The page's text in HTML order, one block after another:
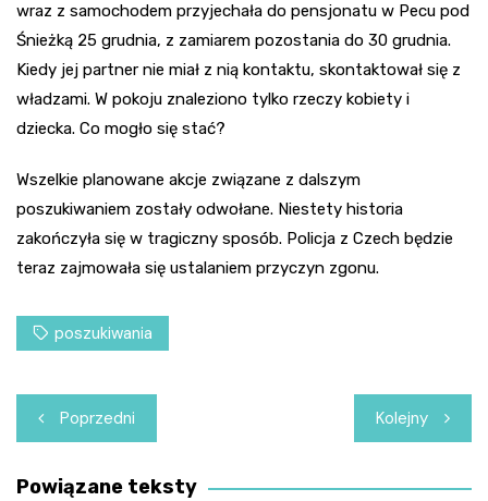
wraz z samochodem przyjechała do pensjonatu w Pecu pod
Śnieżką 25 grudnia, z zamiarem pozostania do 30 grudnia.
Kiedy jej partner nie miał z nią kontaktu, skontaktował się z
władzami. W pokoju znaleziono tylko rzeczy kobiety i
dziecka. Co mogło się stać?
Wszelkie planowane akcje związane z dalszym
poszukiwaniem zostały odwołane. Niestety historia
zakończyła się w tragiczny sposób. Policja z Czech będzie
teraz zajmowała się ustalaniem przyczyn zgonu.
poszukiwania
Nawigacja
wpisu
Poprzedni Kolejny
Powiązane teksty